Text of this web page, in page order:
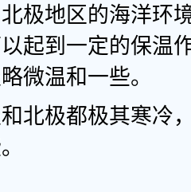
极地区的海洋环
起到一定的保温
微温和一些。
北极都极其寒冷